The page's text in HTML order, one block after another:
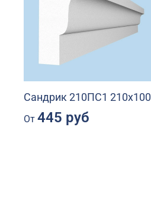
Сандрик 210ПС1 210х100
От 445 руб